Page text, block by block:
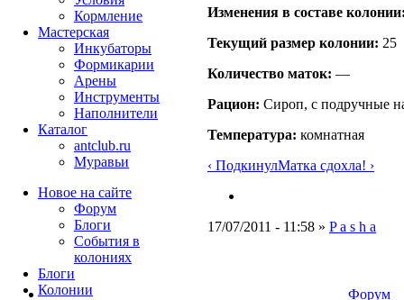
Изменения в составе
Текущий размер кoлонии: 25
Количество маток: —
Рацион: Сироп, с подручные
Температура: комнатная
‹ ПодкинулМатка сдохла! ›
17/07/2011 - 11:58 » P a s h a
Кормление
Мастерская
Инкубаторы
Формикарии
Арены
Инструменты
Наполнители
Каталог
antclub.ru
Муравьи
Новое на сайте
Форум
Блоги
События в
колониях
Блоги
Колонии
Форум